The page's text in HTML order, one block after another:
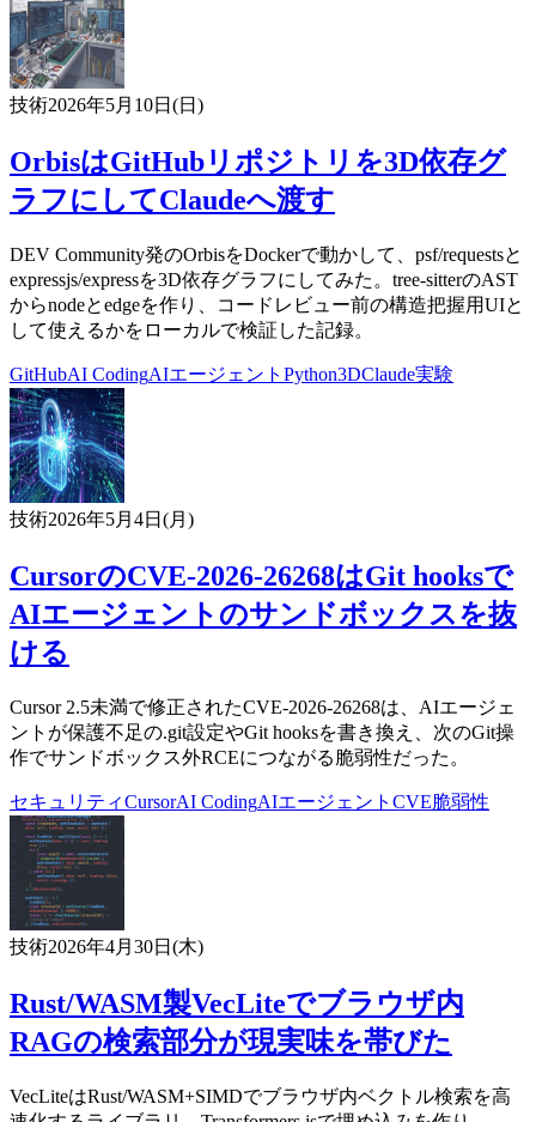
技術2026年5月10日(日)
OrbisはGitHubリポジトリを3D依存グ
ラフにしてClaudeへ渡す
DEV Community発のOrbisをDockerで動かして、psf/requestsと
expressjs/expressを3D依存グラフにしてみた。tree-sitterのAST
からnodeとedgeを作り、コードレビュー前の構造把握用UIと
して使えるかをローカルで検証した記録。
GitHubAI CodingAIエージェント Python3DClaude実験
技術2026年5月4日(月)
CursorのCVE-2026-26268はGit hooksで
AIエージェントのサンドボックスを抜
ける
Cursor 2.5未満で修正されたCVE-2026-26268は、AIエージェ
ントが保護不足の.git設定やGit hooksを書き換え、次のGit操
作でサンドボックス外RCEにつながる脆弱性だった。
セキュリティCursorAI CodingAIエージェント CVE脆弱性
技術2026年4月30日(木)
Rust/WASM製VecLiteでブラウザ内
RAGの検索部分が現実味を帯びた
VecLiteはRust/WASM+SIMDでブラウザ内ベクトル検索を高